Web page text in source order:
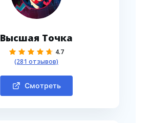
Высшая Точка
4.7
(281 отзывов)
Смотреть